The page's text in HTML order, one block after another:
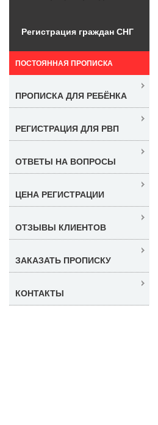
Регистрация граждан СНГ
ПОСТОЯННАЯ ПРОПИСКА
ПРОПИСКА ДЛЯ РЕБЁНКА
РЕГИСТРАЦИЯ ДЛЯ РВП
ОТВЕТЫ НА ВОПРОСЫ
ЦЕНА РЕГИСТРАЦИИ
ОТЗЫВЫ КЛИЕНТОВ
ЗАКАЗАТЬ ПРОПИСКУ
КОНТАКТЫ